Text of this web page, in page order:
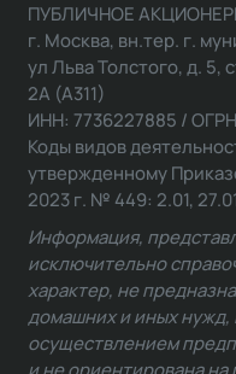
ПУБЛИЧНОЕ
г. Москва, вн.тер. г.
ул Льва Толстого, д. 5,
2А (А311)
ИНН: 7736227885 /
Коды видов
утвержденному
2023 г. № 449: 2.01,
Информация,
исключительно
характер, не
домашних и иных нужд,
осуществлением